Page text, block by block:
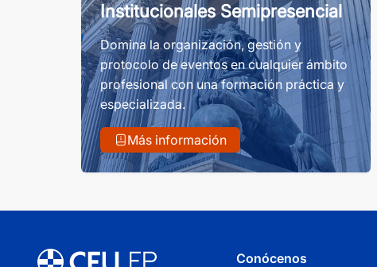
Institucionales Semipresencial
Domina la organización, gestión y
protocolo de eventos en cualquier ámbito
profesional con una formación práctica y
especializada.
Más información
Conócenos